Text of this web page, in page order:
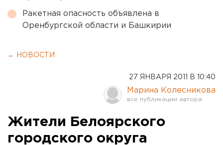
Ракетная опасность объявлена в
Оренбургской области и Башкирии
← НОВОСТИ
27 ЯНВАРЯ 2011 В 10:40
Марина Колесникова
Жители Белоярского
городского округа